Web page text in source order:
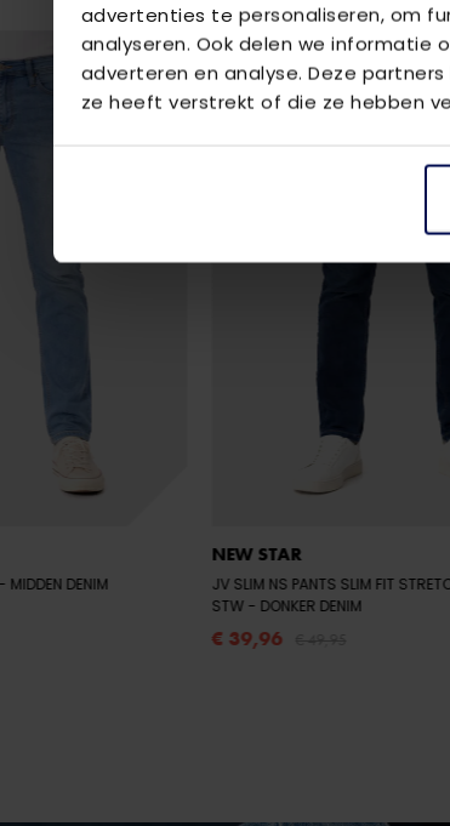
advertenties te personaliseren, om
analyseren. Ook delen we informatie
adverteren en analyse. Deze
ze heeft verstrekt of die ze hebben
- MIDDEN DENIM
NEW STAR
JV SLIM NS PANTS SLIM FIT
STW
- DONKER DENIM
€ 39,96